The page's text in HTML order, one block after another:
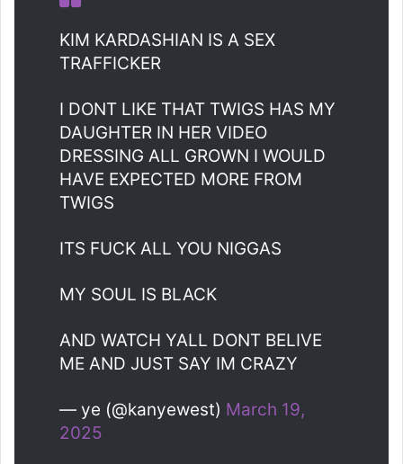
KIM KARDASHIAN IS A SEX
TRAFFICKER
I DONT LIKE THAT TWIGS HAS MY
DAUGHTER IN HER VIDEO
DRESSING ALL GROWN I WOULD
HAVE EXPECTED MORE FROM
TWIGS
ITS FUCK ALL YOU NIGGAS
MY SOUL IS BLACK
AND WATCH YALL DONT BELIVE
ME AND JUST SAY IM CRAZY
— ye (@kanyewest) March 19,
2025